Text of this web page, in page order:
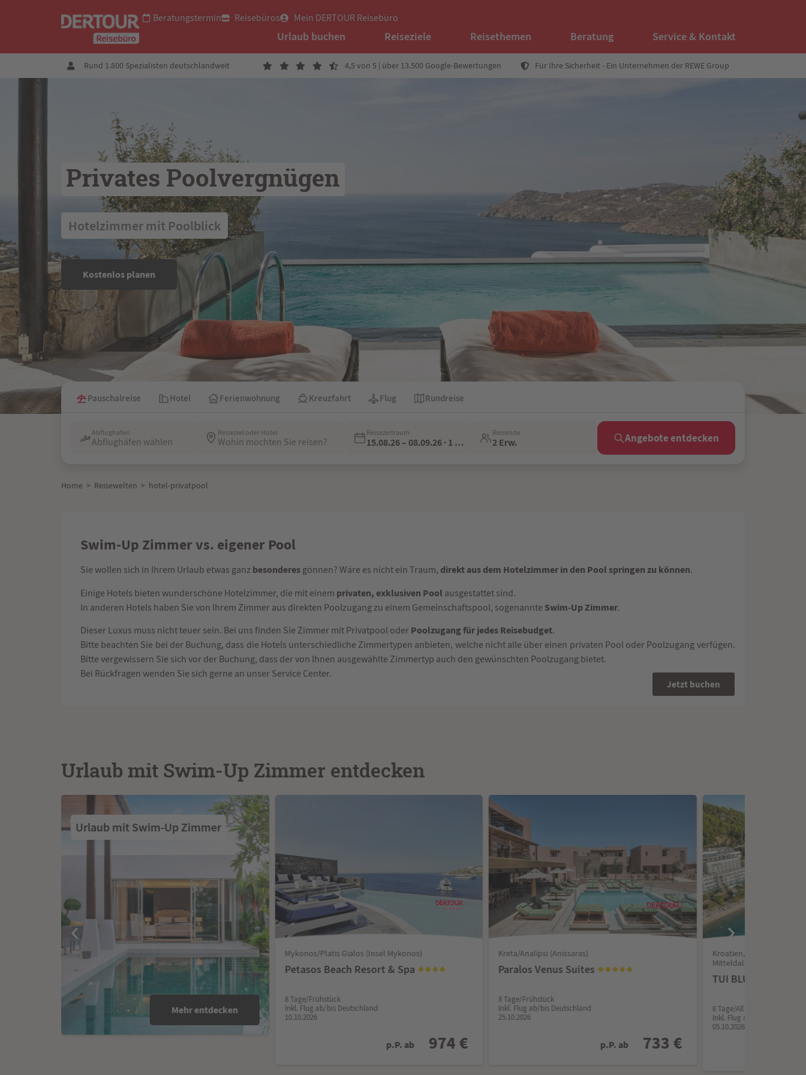
Beratungstermin Reisebüros Mein DERTOUR Reisebüro
Urlaub buchen Reiseziele Reisethemen Beratung Service & Kontakt
Rund 1.800 Spezialisten deutschlandweit 4,5 von 5 | über 13.500 Google-Bewertungen Für Ihre Sicherheit - Ein Unternehmen der REWE Group
Privates Poolvergnügen
Hotelzimmer mit Poolblick
Kostenlos planen
Pauschalreise Hotel Ferienwohnung Kreuzfahrt Flug Rundreise
Abflughafen
Abflughäfen wählen
Reiseziel oder Hotel
Wohin möchten Sie reisen?
Reisezeitraum
15.08.26 – 08.09.26 · 1 Woche
Reisende
2 Erw. Angebote entdecken
Home > Reisewelten > hotel-privatpool
Swim-Up Zimmer vs. eigener Pool
Sie wollen sich in Ihrem Urlaub etwas ganz besonderes gönnen? Wäre es nicht ein Traum, direkt aus dem Hotelzimmer in den Pool springen zu können.
Einige Hotels bieten wunderschöne Hotelzimmer, die mit einem privaten, exklusiven Pool ausgestattet sind.
In anderen Hotels haben Sie von Ihrem Zimmer aus direkten Poolzugang zu einem Gemeinschaftspool, sogenannte Swim-Up Zimmer.
Dieser Luxus muss nicht teuer sein. Bei uns finden Sie Zimmer mit Privatpool oder Poolzugang für jedes Reisebudget.
Bitte beachten Sie bei der Buchung, dass die Hotels unterschiedliche Zimmertypen anbieten, welche nicht alle über einen privaten Pool oder Poolzugang verfügen.
Bitte vergewissern Sie sich vor der Buchung, dass der von Ihnen ausgewählte Zimmertyp auch den gewünschten Poolzugang bietet.
Bei Rückfragen wenden Sie sich gerne an unser Service Center.
Jetzt buchen
Urlaub mit Swim-Up Zimmer entdecken
Urlaub mit Swim-Up Zimmer
Mehr entdecken
Mykonos/Platis Gialos (Insel Mykonos)
Petasos Beach Resort & Spa
8 Tage/Frühstück
Inkl. Flug ab/bis Deutschland
10.10.2026
p.P. ab 974 €
Kreta/Analipsi (Anissaras)
Paralos Venus Suites
8 Tage/Frühstück
Inkl. Flug ab/bis Deutschland
25.10.2026
p.P. ab 733 €
Kroatien, Bulgarien,
Mitteldalmatien
TUI BLUE Adriatic
8 Tage/All Inclusive
Inkl. Flug ab/bis Deutschland
05.10.2026